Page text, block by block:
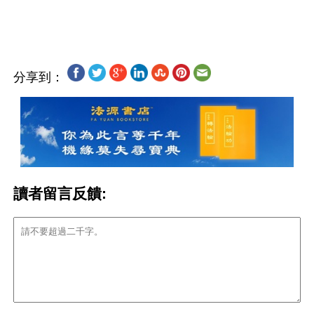
分享到：
讀者留言反饋: